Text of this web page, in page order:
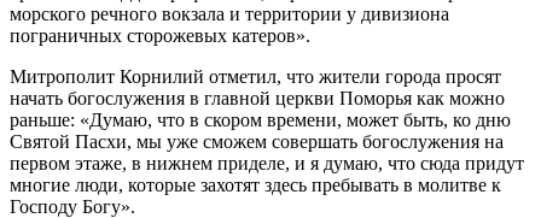
морского речного вокзала и территории у дивизиона
пограничных сторожевых катеров».
Митрополит Корнилий отметил, что жители города просят
начать богослужения в главной церкви Поморья как можно
раньше: «Думаю, что в скором времени, может быть, ко дню
Святой Пасхи, мы уже сможем совершать богослужения на
первом этаже, в нижнем приделе, и я думаю, что сюда придут
многие люди, которые захотят здесь пребывать в молитве к
Господу Богу».